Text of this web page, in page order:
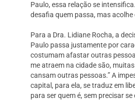
Paulo, essa relação se
desafia quem passa, mas acolhe
Para a Dra. Lidiane Rocha, a
Paulo passa justamente por
costumam afastar outras
me atraem na cidade são,
cansam outras pessoas.” A
capital, para ela, se traduz em
para ser quem é, sem precisar